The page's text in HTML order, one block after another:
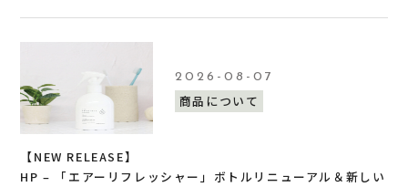
2026-08-07
商品について
【NEW RELEASE】
HP – 「エアーリフレッシャー」ボトルリニューアル＆新しい